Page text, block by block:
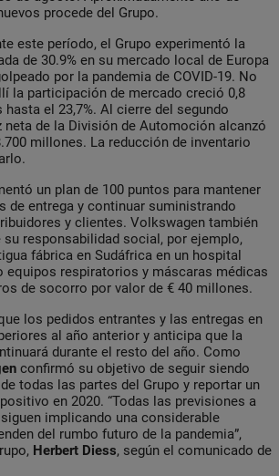
procede del Grupo.
este período, el Grupo experimentó la
de 30.9% en su mercado local de Europa
por la pandemia de COVID-19. No
la participación de mercado creció 0,8
el 23,7%. Al cierre del segundo
de la División de Automoción alcanzó
millones. La reducción de inventario
un plan de 100 puntos para mantener
de entrega y continuar suministrando
y clientes. Volkswagen también
responsabilidad social, por ejemplo,
fábrica en Sudáfrica en un hospital
equipos respiratorios y máscaras médicas
de socorro por valor de € 40 millones.
los pedidos entrantes y las entregas en
al año anterior y anticipa que la
durante el resto del año. Como
confirmó su objetivo de seguir siendo
todas las partes del Grupo y reportar un
en 2020. “Todas las previsiones a
implicando una considerable
del rumbo futuro de la pandemia”,
Herbert Diess, según el comunicado de